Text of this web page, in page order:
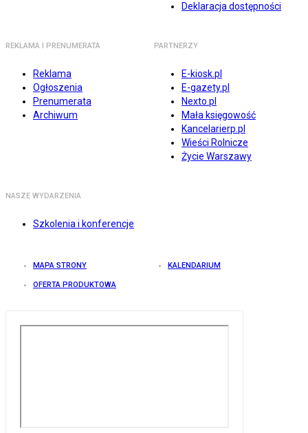
Deklaracja dostępności
REKLAMA I PRENUMERATA
Reklama
Ogłoszenia
Prenumerata
Archiwum
PARTNERZY
E-kiosk.pl
E-gazety.pl
Nexto.pl
Mała księgowość
Kancelarierp.pl
Wieści Rolnicze
Życie Warszawy
NASZE WYDARZENIA
Szkolenia i konferencje
MAPA STRONY KALENDARIUM
OFERTA PRODUKTOWA